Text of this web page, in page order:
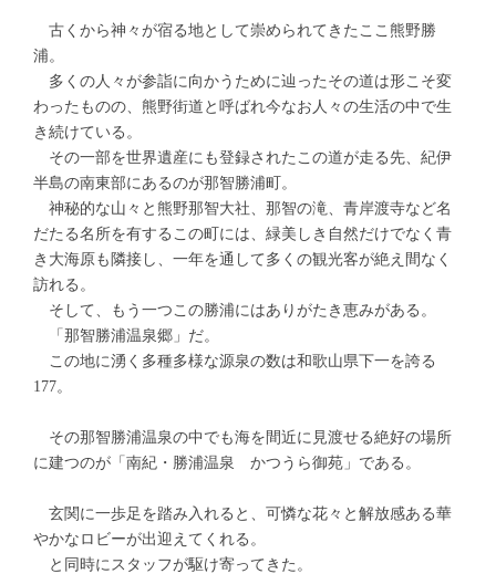
古くから神々が宿る地として崇められてきたここ熊野勝
浦。
多くの人々が参詣に向かうために辿ったその道は形こそ変
わったものの、熊野街道と呼ばれ今なお人々の生活の中で生
き続けている。
その一部を世界遺産にも登録されたこの道が走る先、紀伊
半島の南東部にあるのが那智勝浦町。
神秘的な山々と熊野那智大社、那智の滝、青岸渡寺など名
だたる名所を有するこの町には、緑美しき自然だけでなく青
き大海原も隣接し、一年を通して多くの観光客が絶え間なく
訪れる。
そして、もう一つこの勝浦にはありがたき恵みがある。
「那智勝浦温泉郷」だ。
この地に湧く多種多様な源泉の数は和歌山県下一を誇る
177。
その那智勝浦温泉の中でも海を間近に見渡せる絶好の場所
に建つのが「南紀・勝浦温泉 かつうら御苑」である。
玄関に一歩足を踏み入れると、可憐な花々と解放感ある華
やかなロビーが出迎えてくれる。
と同時にスタッフが駆け寄ってきた。